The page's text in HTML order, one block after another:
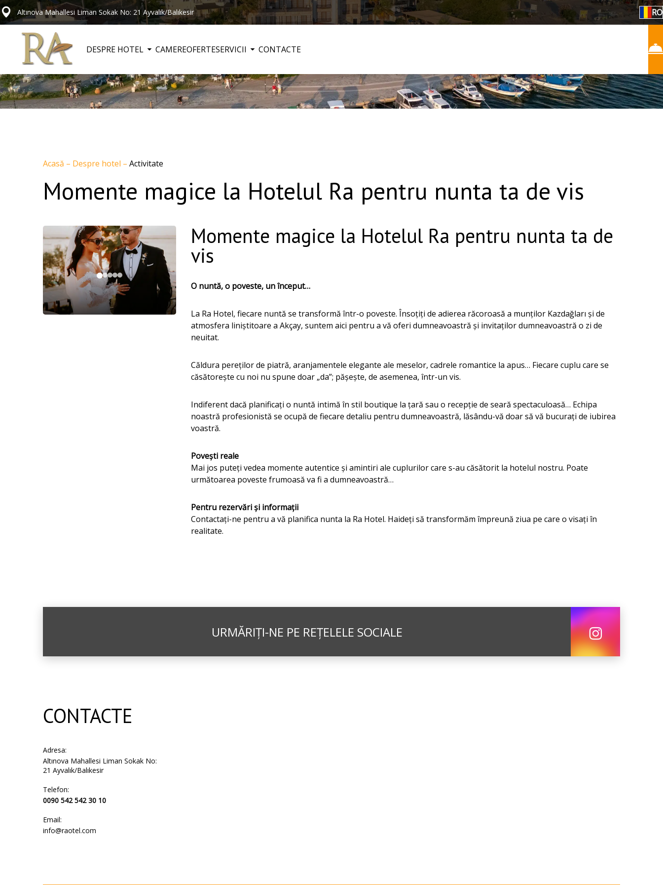
Altınova Mahallesi Liman Sokak No: 21 Ayvalık/Balıkesir RO
DESPRE HOTEL CAMEREOFERTESERVICII CONTACTE
Acasă – Despre hotel – Activitate
Momente magice la Hotelul Ra pentru nunta ta de vis
Momente magice la Hotelul Ra pentru nunta ta de
vis
O nuntă, o poveste, un început…
La Ra Hotel, fiecare nuntă se transformă într-o poveste. Însoțiți de adierea răcoroasă a munților Kazdağları și de
atmosfera liniștitoare a Akçay, suntem aici pentru a vă oferi dumneavoastră și invitaților dumneavoastră o zi de
neuitat.
Căldura pereților de piatră, aranjamentele elegante ale meselor, cadrele romantice la apus… Fiecare cuplu care se
căsătorește cu noi nu spune doar „da”; pășește, de asemenea, într-un vis.
Indiferent dacă planificați o nuntă intimă în stil boutique la țară sau o recepție de seară spectaculoasă… Echipa
noastră profesionistă se ocupă de fiecare detaliu pentru dumneavoastră, lăsându-vă doar să vă bucurați de iubirea
voastră.
Povești reale
Mai jos puteți vedea momente autentice și amintiri ale cuplurilor care s-au căsătorit la hotelul nostru. Poate
următoarea poveste frumoasă va fi a dumneavoastră…
Pentru rezervări și informații
Contactați-ne pentru a vă planifica nunta la Ra Hotel. Haideți să transformăm împreună ziua pe care o visați în
realitate.
URMĂRIȚI-NE PE REȚELELE SOCIALE
CONTACTE
Adresa:
Altınova Mahallesi Liman Sokak No:
21 Ayvalık/Balıkesir
Telefon:
0090 542 542 30 10
Email:
info@raotel.com